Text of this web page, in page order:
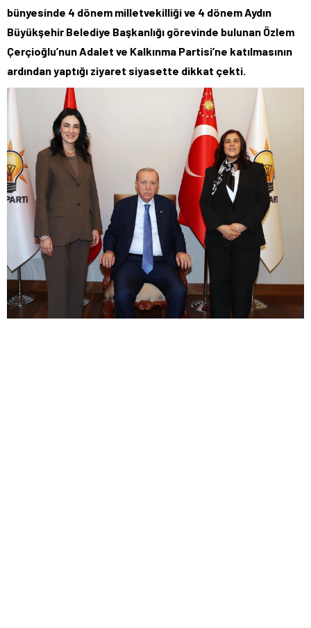
bünyesinde 4 dönem milletvekilliği ve 4 dönem Aydın
Büyükşehir Belediye Başkanlığı görevinde bulunan Özlem
Çerçioğlu’nun Adalet ve Kalkınma Partisi’ne katılmasının
ardından yaptığı ziyaret siyasette dikkat çekti.